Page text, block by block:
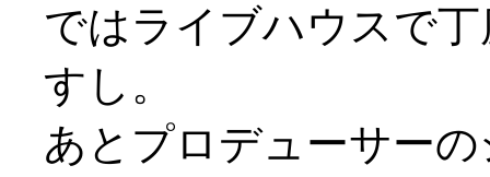
ではライブハウスで
すし。
あとプロデューサー